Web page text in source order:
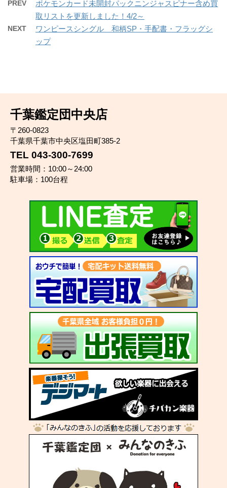
PREV
ポケモンカード未開封パックニンジャスピナー含め買
取リストを更新しました！4/2～
NEXT
ワンピースシングル 和柄SP・手配書・フラッグシ
ップ
千葉鑑定団中央店
〒260-0823
千葉県千葉市中央区塩田町385-2
TEL 043-300-7699
営業時間：10:00～24:00
駐車場：100台程